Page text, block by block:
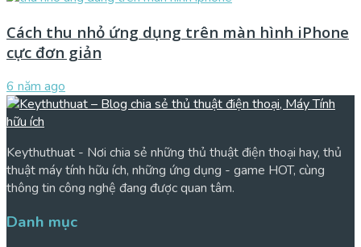
Cách thu nhỏ ứng dụng trên màn hình iPhone
cực đơn giản
6 năm ago
Keythuthuat - Nơi chia sẻ những thủ thuật điện thoại hay, thủ
thuật máy tính hữu ích, những ứng dụng - game HOT, cùng
thông tin công nghệ đang được quan tâm.
Danh mục